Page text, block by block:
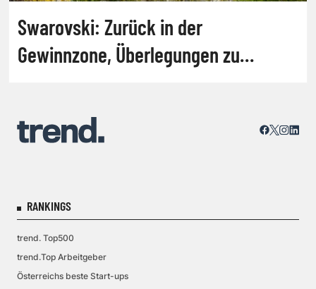
Swarovski: Zurück in der
Gewinnzone, Überlegungen zu
RANKINGS
trend. Top500
trend.Top Arbeitgeber
Österreichs beste Start-ups